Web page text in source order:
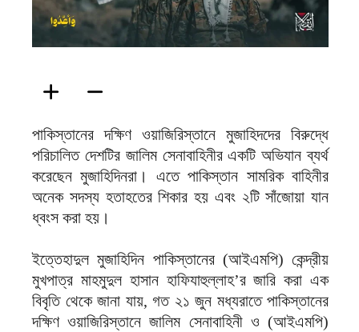
পাকিস্তানের দক্ষিণ ওয়াজিরিস্তানে মুজাহিদদের বিরুদ্ধে
পরিচালিত দেশটির জালিম সেনাবাহিনীর একটি অভিযান ব্যর্থ
করেছেন মুজাহিদিনরা। এতে পাকিস্তান সামরিক বাহিনীর
অনেক সদস্য হতাহতের শিকার হয় এবং ২টি সাঁজোয়া যান
ধ্বংস করা হয়।
ইত্তেহাদুল মুজাহিদিন পাকিস্তানের (আইএমপি) কেন্দ্রীয়
মুখপাত্র মাহমুদুল হাসান হাফিযাহুল্লাহ’র জারি করা এক
বিবৃতি থেকে জানা যায়, গত ২১ জুন মধ্যরাতে পাকিস্তানের
দক্ষিণ ওয়াজিরিস্তানে জালিম সেনাবাহিনী ও (আইএমপি)